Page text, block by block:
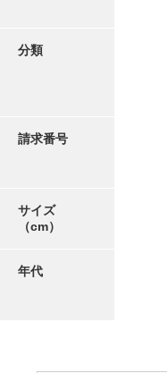
分類
請求番号
サイズ
（cm）
年代